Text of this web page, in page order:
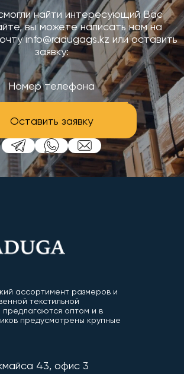
найти интересующий Вас
вы можете написать нам на
info@radugags.kz или оставить
заявку:
Оставить заявку
ассортимент размеров и
текстильной
предлагаются оптом и в
предусмотрены крупные
43, офис 3